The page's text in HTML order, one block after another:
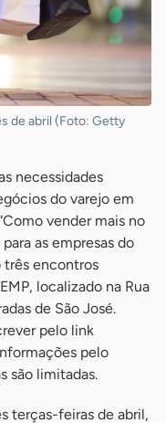
de abril (Foto: Getty
necessidades
do varejo em
vender mais no
as empresas do
três encontros
localizado na Rua
de São José.
pelo link
pelo
são limitadas.
terças-feiras de abril,